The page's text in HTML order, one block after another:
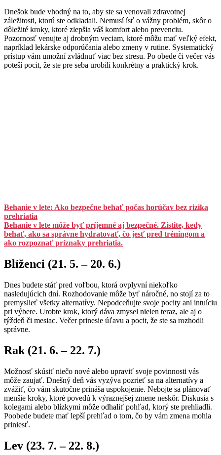
Dnešok bude vhodný na to, aby ste sa venovali zdravotnej
záležitosti, ktorú ste odkladali. Nemusí ísť o vážny problém, skôr o
dôležité kroky, ktoré zlepšia váš komfort alebo prevenciu.
Pozornosť venujte aj drobným veciam, ktoré môžu mať veľký efekt,
napríklad lekárske odporúčania alebo zmeny v rutine. Systematický
prístup vám umožní zvládnuť viac bez stresu. Po obede či večer vás
poteší pocit, že ste pre seba urobili konkrétny a praktický krok.
Behanie v lete: Ako bezpečne behať počas horúčav bez rizika
prehriatia
Behanie v lete môže byť príjemné aj bezpečné. Zistite, kedy
behať, ako sa správne hydratovať, čo jesť pred tréningom a
ako rozpoznať príznaky prehriatia.
Blíženci (21. 5. – 20. 6.)
Dnes budete stáť pred voľbou, ktorá ovplyvní niekoľko
nasledujúcich dní. Rozhodovanie môže byť náročné, no stojí za to
premyslieť všetky alternatívy. Nepodceňujte svoje pocity ani intuíciu
pri výbere. Urobte krok, ktorý dáva zmysel nielen teraz, ale aj o
týždeň či mesiac. Večer prinesie úľavu a pocit, že ste sa rozhodli
správne.
Rak (21. 6. – 22. 7.)
Možnosť skúsiť niečo nové alebo upraviť svoje povinnosti vás
môže zaujať. Dnešný deň vás vyzýva pozrieť sa na alternatívy a
zvážiť, čo vám skutočne prináša uspokojenie. Nebojte sa plánovať
menšie kroky, ktoré povedú k výraznejšej zmene neskôr. Diskusia s
kolegami alebo blízkymi môže odhaliť pohľad, ktorý ste prehliadli.
Poobede budete mať lepší prehľad o tom, čo by vám zmena mohla
priniesť.
Lev (23. 7. – 22. 8.)